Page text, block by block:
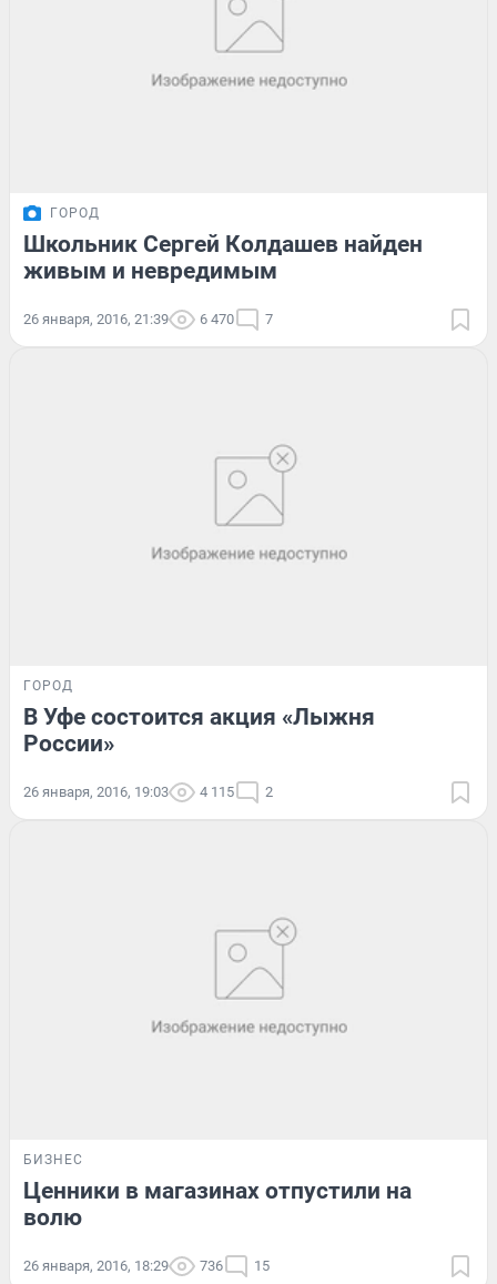
ГОРОД
Школьник Сергей Колдашев найден
живым и невредимым
26 января, 2016, 21:39 6 470 7
ГОРОД
В Уфе состоится акция «Лыжня
России»
26 января, 2016, 19:03 4 115 2
БИЗНЕС
Ценники в магазинах отпустили на
волю
26 января, 2016, 18:29 736 15